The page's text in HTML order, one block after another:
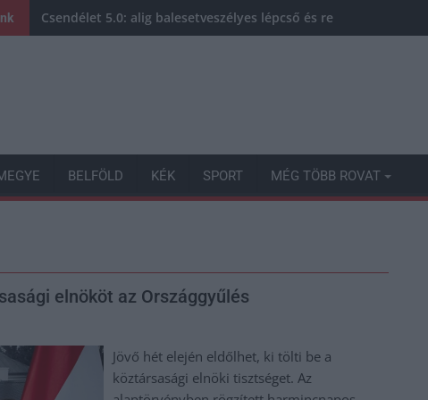
Csendélet 5.0: alig balesetveszélyes lépcső és remek
BELFÖLD KÉK SPORT MÉG TÖBB ROVAT
elnököt az Országgyűlés
Jövő hét elején eldőlhet, ki tölti be a
köztársasági elnöki tisztséget. Az